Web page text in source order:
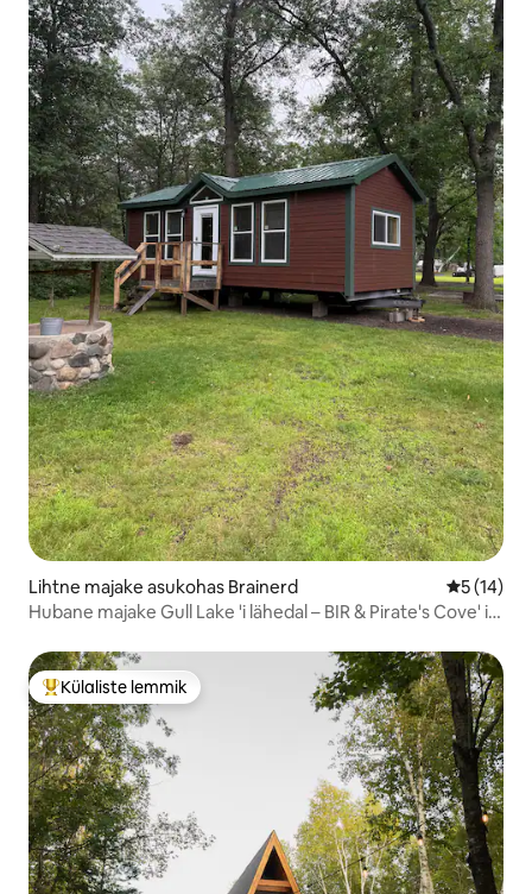
Lihtne majake asukohas Brainerd Keskmine
5 (14)
Hubane majake Gull Lake 'i lähedal – BIR & Pirate's Cove' i
Külaliste suur lemmik
Külaliste lemmik